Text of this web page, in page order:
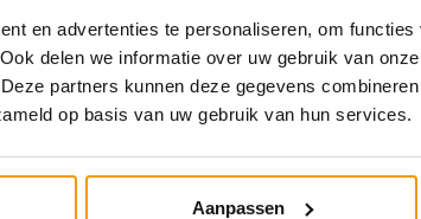
en advertenties te personaliseren, om
delen we informatie over uw gebruik van
partners kunnen deze gegevens
op basis van uw gebruik van hun services.
Aanpassen